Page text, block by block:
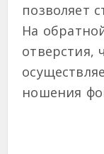
позволяет
На
отверстия,
ношения